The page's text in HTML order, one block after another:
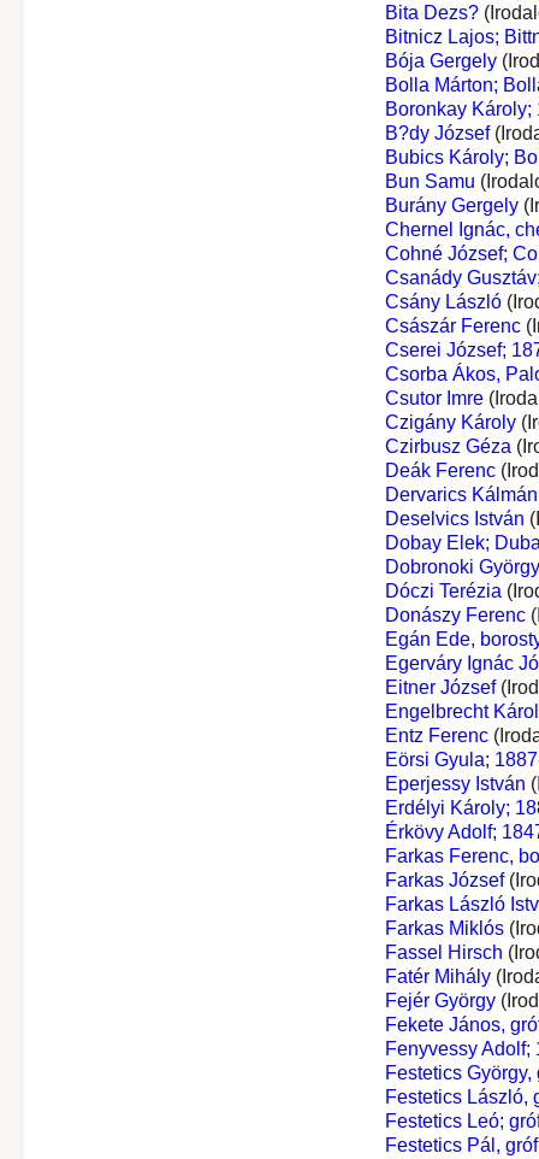
Bita Dezs?
Bitnicz Lajos;
Bója Gergely
Bolla Márton;
Boronkay Károly;
B?dy József
Bubics Károly;
Bun Samu
Burány Gergely
Chernel Ignác,
Cohné József;
Csanády
Csány László
Császár Ferenc
Cserei József;
Csorba Ákos,
Csutor Imre
Czigány Károly
Czirbusz Géza
Deák Ferenc
Dervarics
Deselvics István
Dobay Elek;
Dobronoki György
Dóczi Terézia
Donászy Ferenc
Egán Ede,
Egerváry Ignác
Eitner József
Engelbrecht
Entz Ferenc
Eörsi Gyula;
Eperjessy István
Erdélyi Károly;
Érkövy Adolf;
Farkas Ferenc,
Farkas József
Farkas László
Farkas Miklós
Fassel Hirsch
Fatér Mihály
Fejér György
Fekete János,
Fenyvessy Adolf;
Festetics György,
Festetics László,
Festetics Leó;
Festetics Pál,